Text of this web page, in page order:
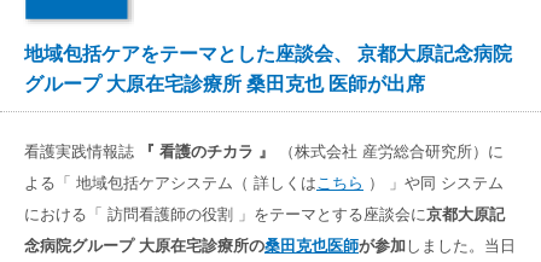
高齢者介護施設
高齢者住宅施設
公式SNS
自宅で使える動画集
友達追加
京都大原記念病院
京都近衛リハ病院
地域包括ケアをテーマとした座談会、 京都大原記念病院
グループ 大原在宅診療所 桑田克也 医師が出席
看護実践情報誌 『 看護のチカラ 』
（株式会社 産労総合研究所）に
よる「 地域包括ケアシステム（ 詳しくはこちら ） 」や同 システム
における「 訪問看護師の役割 」をテーマとする座談会に京都大原記
念病院グループ 大原在宅診療所の桑田克也医師が参加しました。当日